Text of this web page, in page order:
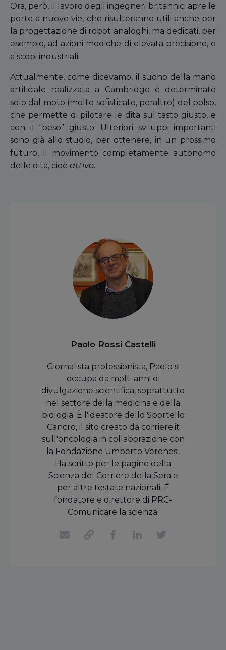
Ora, però, il lavoro degli ingegneri britannici apre le
porte a nuove vie, che risulteranno utili anche per
la progettazione di robot analoghi, ma dedicati, per
esempio, ad azioni mediche di elevata precisione, o
a scopi industriali.
Attualmente, come dicevamo, il suono della mano
artificiale realizzata a Cambridge è determinato
solo dal moto (molto sofisticato, peraltro) del polso,
che permette di pilotare le dita sul tasto giusto, e
con il “peso” giusto. Ulteriori sviluppi importanti
sono già allo studio, per ottenere, in un prossimo
futuro, il movimento completamente autonomo
delle dita, cioè attivo.
Paolo Rossi Castelli
Giornalista professionista, Paolo si
occupa da molti anni di
divulgazione scientifica, soprattutto
nel settore della medicina e della
biologia. È l'ideatore dello Sportello
Cancro, il sito creato da corriere.it
sull'oncologia in collaborazione con
la Fondazione Umberto Veronesi.
Ha scritto per le pagine della
Scienza del Corriere della Sera e
per altre testate nazionali. È
fondatore e direttore di PRC-
Comunicare la scienza.